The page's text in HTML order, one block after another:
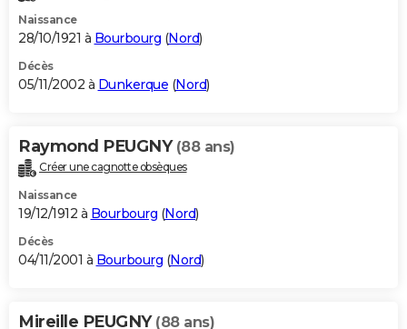
Naissance
28/10/1921 à Bourbourg (Nord)
Décès
05/11/2002 à Dunkerque (Nord)
Raymond PEUGNY (88 ans)
Créer une cagnotte obsèques
Naissance
19/12/1912 à Bourbourg (Nord)
Décès
04/11/2001 à Bourbourg (Nord)
Mireille PEUGNY (88 ans)